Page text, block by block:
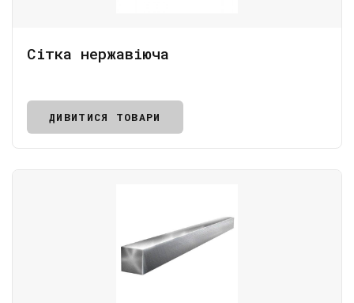
Сітка нержавіюча
ДИВИТИСЯ ТОВАРИ